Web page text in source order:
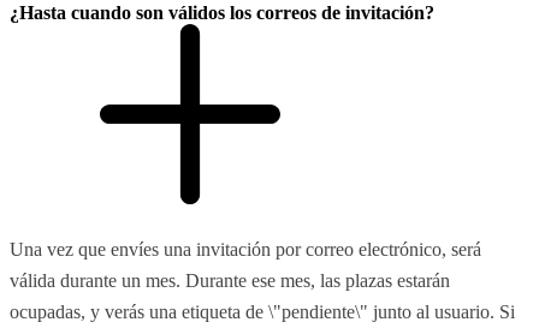
¿Hasta cuando son válidos los correos de invitación?
Una vez que envíes una invitación por correo electrónico, será
válida durante un mes. Durante ese mes, las plazas estarán
ocupadas, y verás una etiqueta de \"pendiente\" junto al usuario. Si